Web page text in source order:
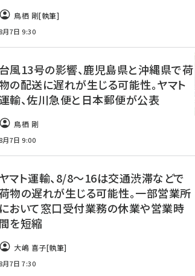
鳥栖 剛[執筆]
8月7日 9:30
台風13号の影響、鹿児島県と沖縄県で荷
の配送に遅れが生じる可能性。ヤマト
輸、佐川急便と日本郵便が公表
鳥栖 剛
8月7日 9:00
ヤマト運輸、8/8～16は交通渋滞などで
物の遅れが生じる可能性。一部営業所
において窓口受付業務の休業や営業時
間を短縮
大嶋 喜子[執筆]
8月7日 7:30